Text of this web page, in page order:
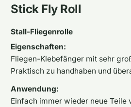
Stick Fly Roll
Stall-Fliegenrolle
Eigenschaften:
Fliegen-Klebefänger mit sehr
Praktisch zu handhaben und
Anwendung:
Einfach immer wieder neue Teile